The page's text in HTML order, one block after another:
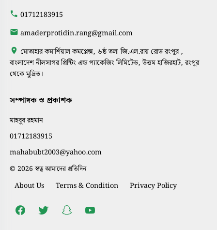
01712183915
amaderprotidin.rang@gmail.com
মোতাহার কমার্শিয়াল কমপ্লেক্স, ৬ষ্ঠ তলা জি.এল.রায় রোড রংপুর ,
বাংলাদেশ নীলসাগর প্রিন্টিং এন্ড প্যাকেজিং লিমিটেড, উত্তম হাজিরহাট, রংপুর
থেকে মুদ্রিত।
সম্পাদক ও প্রকাশক
মাহবুব রহমান
01712183915
mahabubt2003@yahoo.com
© 2026 স্বত্ব আমাদের প্রতিদিন
About Us Terms & Condition Privacy Policy